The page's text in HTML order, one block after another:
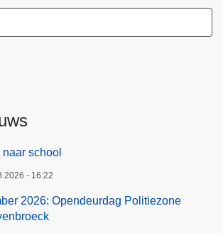
school
- 16:22
2026: Opendeurdag Politiezone